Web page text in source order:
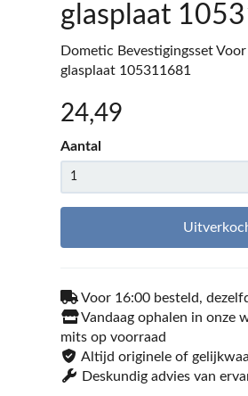
glasplaat
Dometic Bevestigingsset
glasplaat 105311681
24,49
Aantal
Voor 16:00 besteld,
Vandaag ophalen in onze
mits op voorraad
Altijd originele of
Deskundig advies van